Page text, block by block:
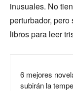
inusuales. No
perturbador,
libros para leer
6 mejores
subirán la